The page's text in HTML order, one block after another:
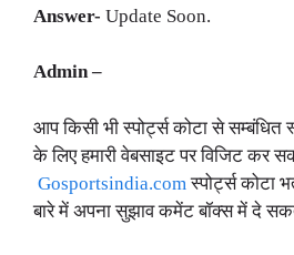
Answer- Update Soon.
Admin –
आप किसी भी स्पोर्ट्स कोटा से सम्बंधित
के लिए हमारी वेबसाइट पर विजिट कर
Gosportsindia.com स्पोर्ट्स कोटा
बारे में अपना सुझाव कमेंट बॉक्स में दे